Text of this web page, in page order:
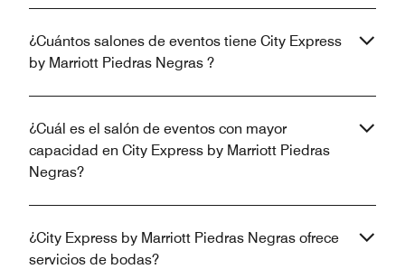
¿Cuántos salones de eventos tiene City Express
by Marriott Piedras Negras ?
¿Cuál es el salón de eventos con mayor
capacidad en City Express by Marriott Piedras
Negras?
¿City Express by Marriott Piedras Negras ofrece
servicios de bodas?